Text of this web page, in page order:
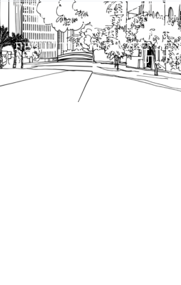
תל-אביב-יפו. האתר מספק
תכנוניות בלבד למבני
תל אביב-יפו.
בהוראות הדין הרלוונטיות
לעת.